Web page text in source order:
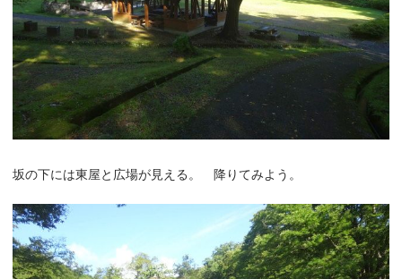
坂の下には東屋と広場が見える。 降りてみよう。